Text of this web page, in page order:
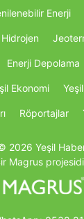
Enerji
Hidrojen
Enerji Depolama
Ekonomi
Röportajlar
2026 Yeşil
Magrus